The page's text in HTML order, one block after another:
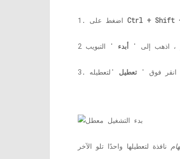
Ctrl + Shift
، اذهب إلى ' أبدء
انقر فوق ' تعطيل
نافذة لتعطيلها واحدًا تلو الآخر